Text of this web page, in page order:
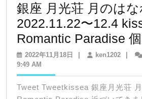
銀座 月光荘 月のはな
2022.11.22〜12.4
Romantic Paradise
2022年11月18日
2022
ken1202
9:49 AM
Tweet Tweetkissea 銀座月光荘